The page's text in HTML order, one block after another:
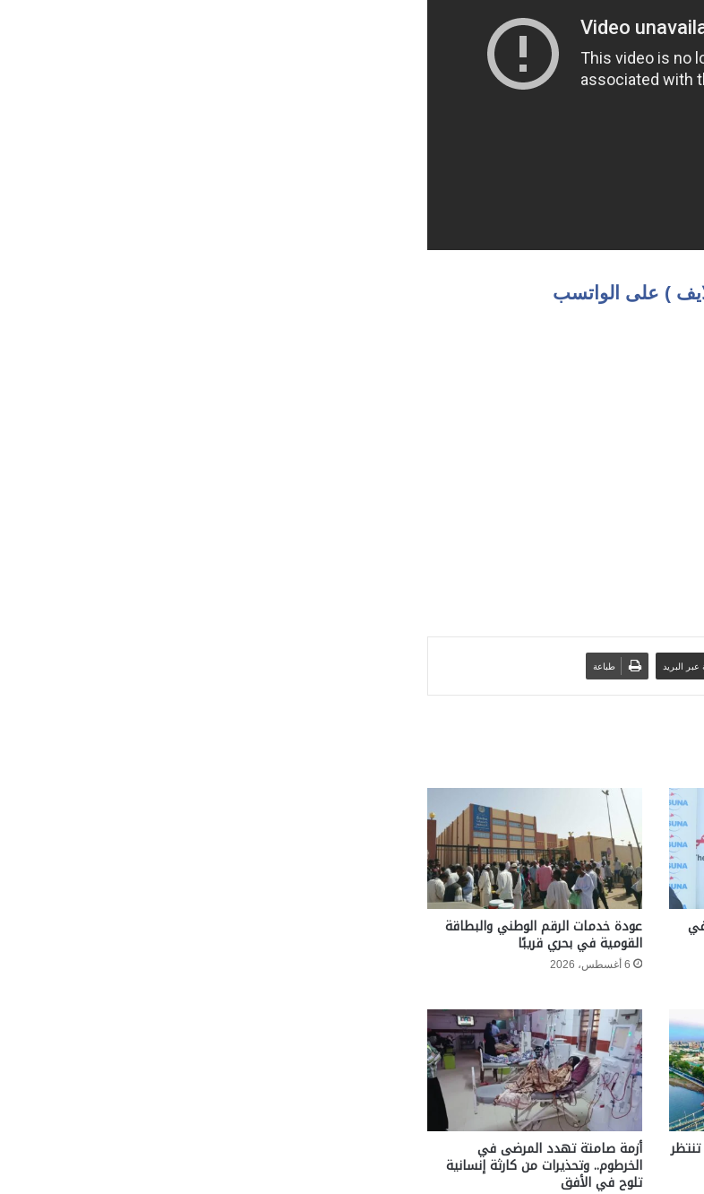
) على الواتسب
البريد طباعة
عودة خدمات الرقم الوطني والبطاقة
القومية في بحري قريبًا
6 أغسطس، 2026
أزمة صامتة تهدد المرضى في
الخرطوم.. وتحذيرات من كارثة إنسانية
تلوح في الأفق